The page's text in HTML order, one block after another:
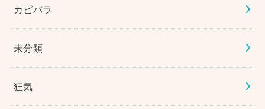
カピバラ
未分類
狂気